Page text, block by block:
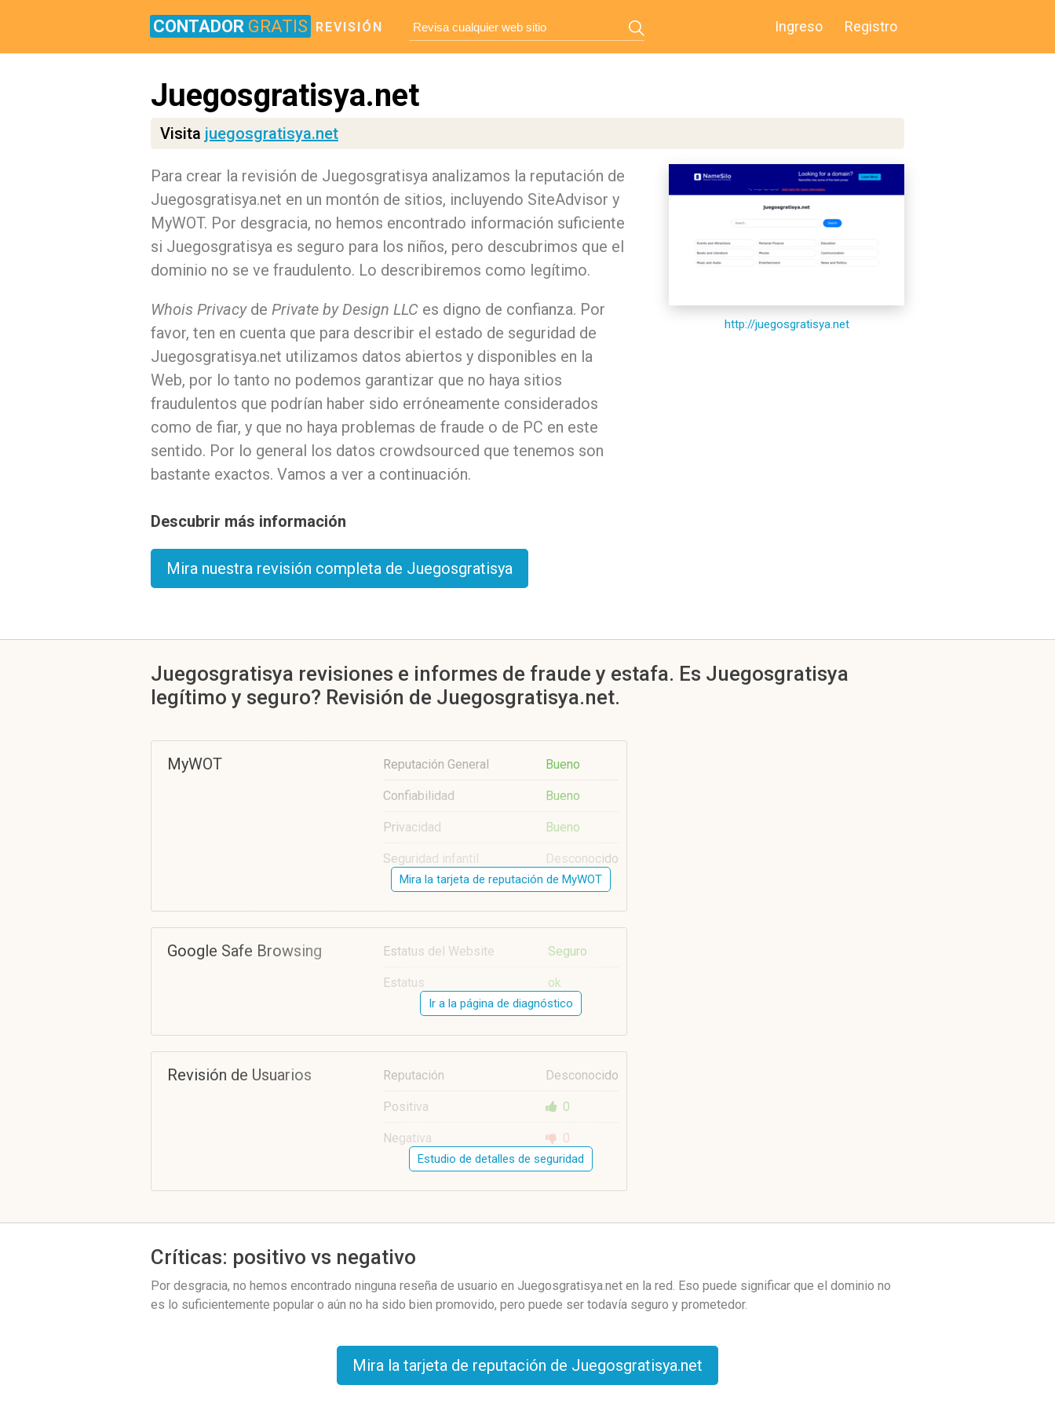
CONTADOR GRATIS REVISIÓN Ingreso Registro
Juegosgratisya.net
Visita juegosgratisya.net
Para crear la revisión de Juegosgratisya analizamos la reputación de
Juegosgratisya.net en un montón de sitios, incluyendo SiteAdvisor y
MyWOT. Por desgracia, no hemos encontrado información suficiente
si Juegosgratisya es seguro para los niños, pero descubrimos que el
dominio no se ve fraudulento. Lo describiremos como legítimo.
Whois Privacyde Private by Design LLC es digno de confianza. Por
favor, ten en cuenta que para describir el estado de seguridad de
Juegosgratisya.net utilizamos datos abiertos y disponibles en la
Web, por lo tanto no podemos garantizar que no haya sitios
fraudulentos que podrían haber sido erróneamente considerados
como de fiar, y que no haya problemas de fraude o de PC en este
sentido. Por lo general los datos crowdsourced que tenemos son
bastante exactos. Vamos a ver a continuación.
Descubrir más información
Mira nuestra revisión completa de Juegosgratisya
http://juegosgratisya.net
Juegosgratisya revisiones e informes de fraude y estafa. Es Juegosgratisya
legítimo y seguro? Revisión de Juegosgratisya.net.
MyWOT Reputación General Bueno
Confiabilidad Bueno
Privacidad Bueno
Seguridad infantil Desconocido
Mira la tarjeta de reputación de MyWOT
Google Safe Browsing Estatus del Website Seguro
Estatus ok
Ir a la página de diagnóstico
Revisión de Usuarios Reputación Desconocido
Positiva 0
Negativa 0
Estudio de detalles de seguridad
Críticas: positivo vs negativo
Por desgracia, no hemos encontrado ninguna reseña de usuario en Juegosgratisya.net en la red. Eso puede significar que el dominio no
es lo suficientemente popular o aún no ha sido bien promovido, pero puede ser todavía seguro y prometedor.
Mira la tarjeta de reputación de Juegosgratisya.net